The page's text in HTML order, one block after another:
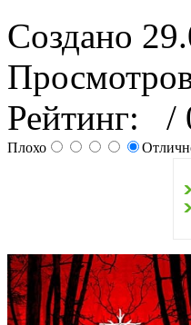
Создано
Рейтинг:
/
Плохо